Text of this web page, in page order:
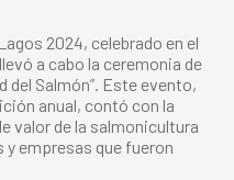
2024, celebrado en el
a cabo la ceremonia de
del Salmón”. Este evento,
anual, contó con la
valor de la salmonicultura
y empresas que fueron